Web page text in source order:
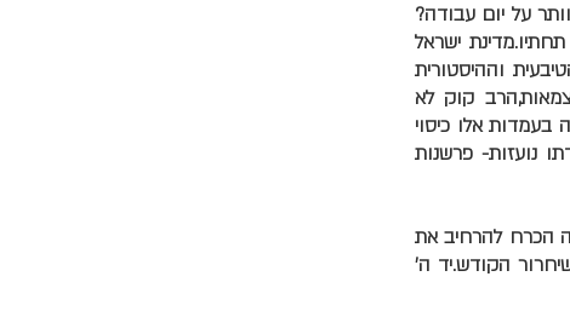
על יום עבודה?
ישראל
וההיסטורית
קוק לא
בעמדות אלו כיסוי
נועזות- פרשנות
הכרח להרחיב את
הקודש.יד ה'